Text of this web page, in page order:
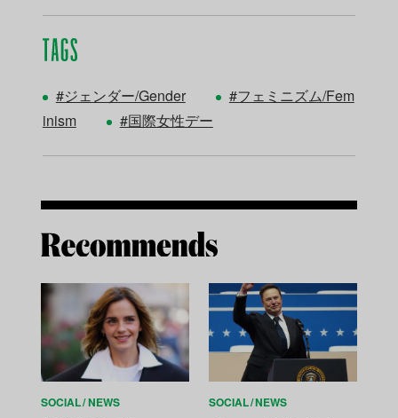
#ジェンダー/Gender
#フェミニズム/Fem
inism
#国際女性デー
SOCIAL NEWS SOCIAL NEWS